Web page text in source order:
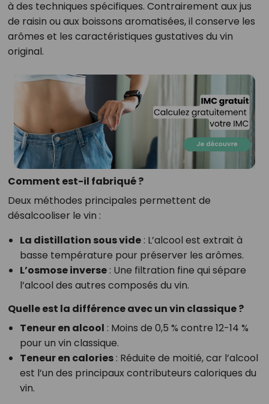
à des techniques spécifiques. Contrairement aux jus
de raisin ou aux boissons aromatisées, il conserve les
arômes et les caractéristiques gustatives du vin
original.
Comment est-il fabriqué ?
Deux méthodes principales permettent de
désalcooliser le vin :
La distillation sous vide: L’alcool est extrait à
basse température pour préserver les arômes.
L’osmose inverse: Une filtration fine qui sépare
l’alcool des autres composés du vin.
Quelle est la différence avec un vin classique ?
Teneur en alcool : Moins de 0,5 % contre 12-14 %
pour un vin classique.
Teneur en calories: Réduite de moitié, car l’alcool
est l’un des principaux contributeurs caloriques du
vin.